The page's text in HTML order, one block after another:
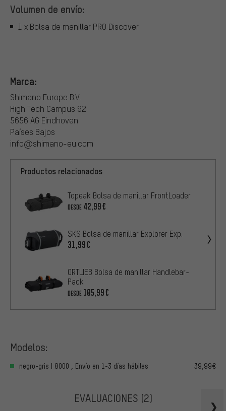
Volumen de envío:
1 x Bolsa de manillar PRO Discover
Marca:
Shimano Europe B.V.
High Tech Campus 92
5656 AG Eindhoven
Países Bajos
info@shimano-eu.com
Productos relacionados
Topeak Bolsa de manillar FrontLoader
DESDE 42,99€
SKS Bolsa de manillar Explorer Exp.
31,99€
ORTLIEB Bolsa de manillar Handlebar-
Pack
DESDE 105,99€
Modelos:
negro-gris | 8000 , Envío en 1-3 días hábiles 39,99€
EVALUACIONES (2)